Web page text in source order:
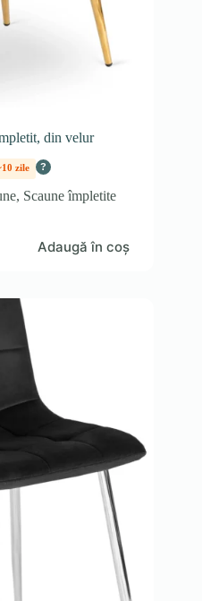
din velur
zile ?
, Scaune împletite
Adaugă în coș